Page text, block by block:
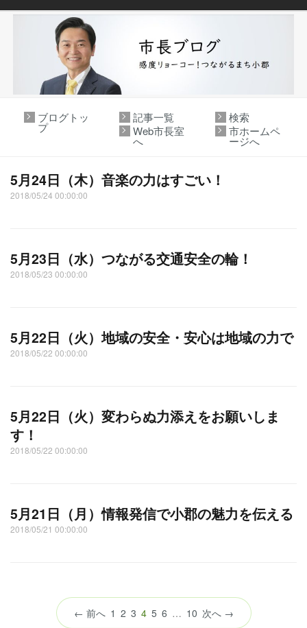
ブログトッ
プ
記事一覧
検索
Web市長室
へ
市ホームペ
ージへ
5月24日（木）音楽の力はすごい！
2018/05/24 00:00:00
5月23日（水）つながる交通安全の輪！
2018/05/23 00:00:00
5月22日（火）地域の安全・安心は地域の力で
2018/05/22 00:00:00
5月22日（火）変わらぬ力添えをお願いしま
す！
2018/05/22 00:00:00
5月21日（月）情報発信で小郡の魅力を伝える
2018/05/21 00:00:00
← 前へ 1 2 3 4（こ
5 6 … 10 次へ →